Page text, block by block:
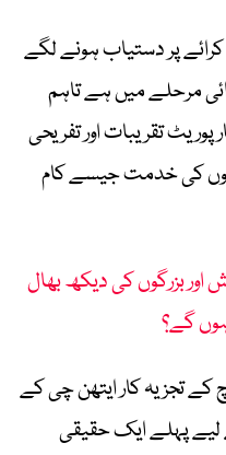
کرائے پر دستیاب ہونے لگے
مرحلے میں ہے تاہم
تقریبات اور تفریحی
کی خدمت جیسے کام
اور بزرگوں کی دیکھ بھال
گے؟
کے تجزیہ کار ایتھن چی کے
پہلے ایک حقیقی